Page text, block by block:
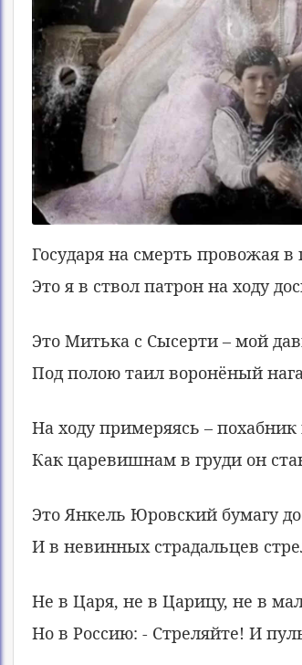
Государя на смерть провожая в
Это я в ствол патрон на ходу
Это Митька с Сысерти – мой
Под полою таил воронёный
На ходу примеряясь – похабник
Как царевишнам в груди он
Это Янкель Юровский бумагу
И в невинных страдальцев
Не в Царя, не в Царицу, не в
Но в Россию: - Стреляйте! И